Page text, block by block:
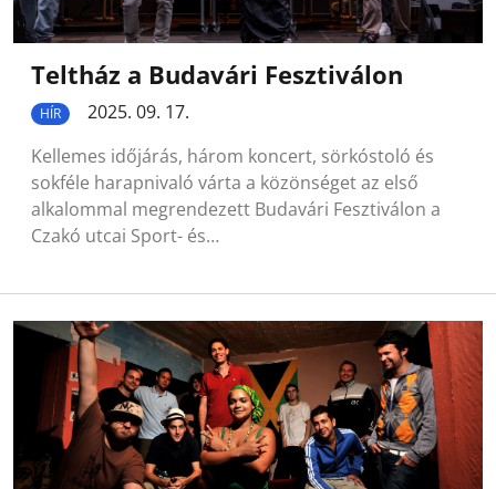
Teltház a Budavári Fesztiválon
HÍR
2025. 09. 17.
Kellemes időjárás, három koncert, sörkóstoló és
sokféle harapnivaló várta a közönséget az első
alkalommal megrendezett Budavári Fesztiválon a
Czakó utcai Sport- és…